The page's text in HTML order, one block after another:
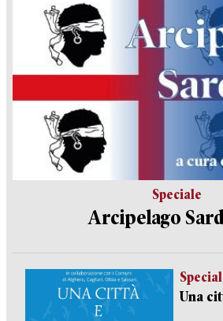
Speciale
Arcipelago
Una